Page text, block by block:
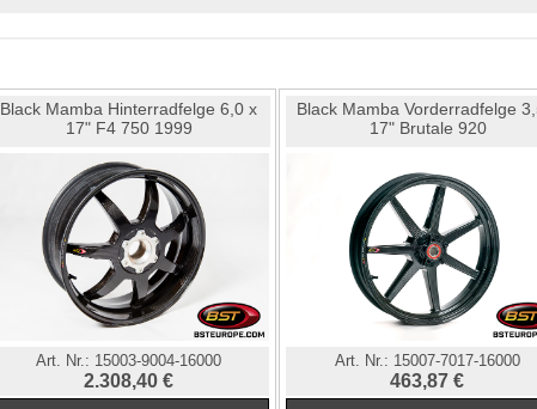
Black Mamba Hinterradfelge 6,0 x
17" F4 750 1999
Art. Nr.: 15003-9004-16000
2.308,40 €
Black Mamba Vorderradfelge
17" Brutale 920
Art. Nr.: 15007-7017-16000
463,87 €